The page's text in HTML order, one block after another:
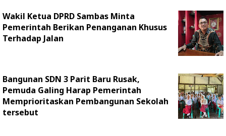
Wakil Ketua DPRD Sambas Minta
Pemerintah Berikan Penanganan Khusus
Terhadap Jalan
Bangunan SDN 3 Parit Baru Rusak,
Pemuda Galing Harap Pemerintah
Memprioritaskan Pembangunan Sekolah
tersebut